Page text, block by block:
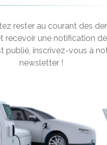
A2
rester au courant des
recevoir une notification
publié, inscrivez-vous à
newsletter !